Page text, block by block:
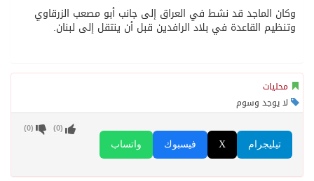
وكان الماجد قد نشط في العراق إلى جانب أبو مصعب الزرقاوي
وتنظيم القاعدة في بلاد الرافدين قبل أن ينتقل إلى لبنان.
محليات
لا يوجد وسوم
واتساب فيسبوك X تيليجرام
(
0
) (
0
)